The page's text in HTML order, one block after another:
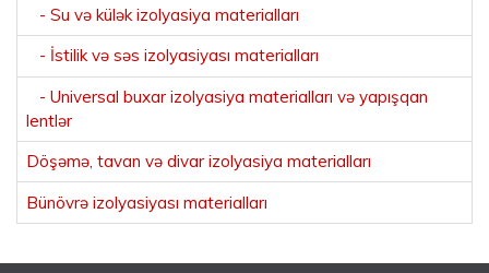
- Su və külək izolyasiya materialları
- İstilik və səs izolyasiyası materialları
- Universal buxar izolyasiya materialları və yapışqan
lentlər
Döşəmə, tavan və divar izolyasiya materialları
Bünövrə izolyasiyası materialları